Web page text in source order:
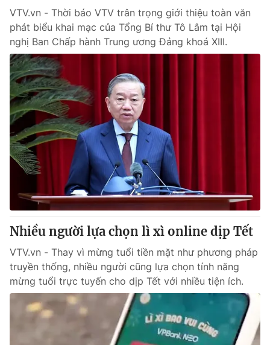
VTV.vn - Thời báo VTV trân trọng giới thiệu toàn văn
phát biểu khai mạc của Tổng Bí thư Tô Lâm tại Hội
nghị Ban Chấp hành Trung ương Đảng khoá XIII.
Nhiều người lựa chọn lì xì online dịp Tết
VTV.vn - Thay vì mừng tuổi tiền mặt như phương pháp
truyền thống, nhiều người cũng lựa chọn tính năng
mừng tuổi trực tuyến cho dịp Tết với nhiều tiện ích.